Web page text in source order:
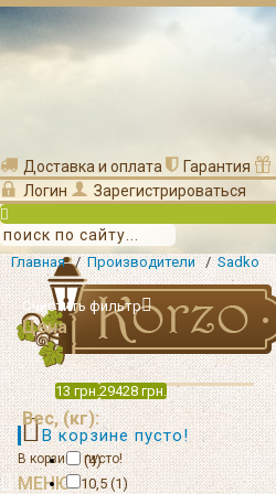
Доставка и оплата Гарантия
Логин
Зарегистрироваться
В корзине пусто!
В корзине пусто!
МЕНЮ
Главная/Производители/Sadko
Очистить фильтр
Цена
13 грн.29428 грн.
Вес, (кг):
(4)
10,5 (1)